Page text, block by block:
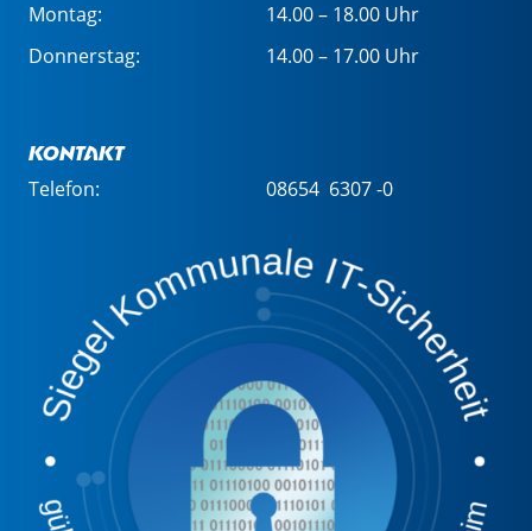
Montag:
14.00 – 18.00 Uhr
Donnerstag:
14.00 – 17.00 Uhr
Kontakt
Telefon: 08654 6307 -0